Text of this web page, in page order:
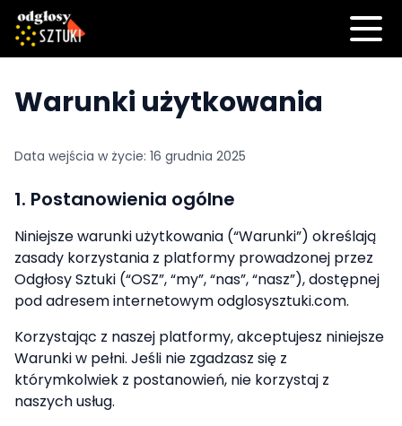
Warunki użytkowania
Data wejścia w życie: 16 grudnia 2025
1. Postanowienia ogólne
Niniejsze warunki użytkowania (“Warunki”) określają
zasady korzystania z platformy prowadzonej przez
Odgłosy Sztuki (“OSZ”, “my”, “nas”, “nasz”), dostępnej
pod adresem internetowym odglosysztuki.com.
Korzystając z naszej platformy, akceptujesz niniejsze
Warunki w pełni. Jeśli nie zgadzasz się z
którymkolwiek z postanowień, nie korzystaj z
naszych usług.